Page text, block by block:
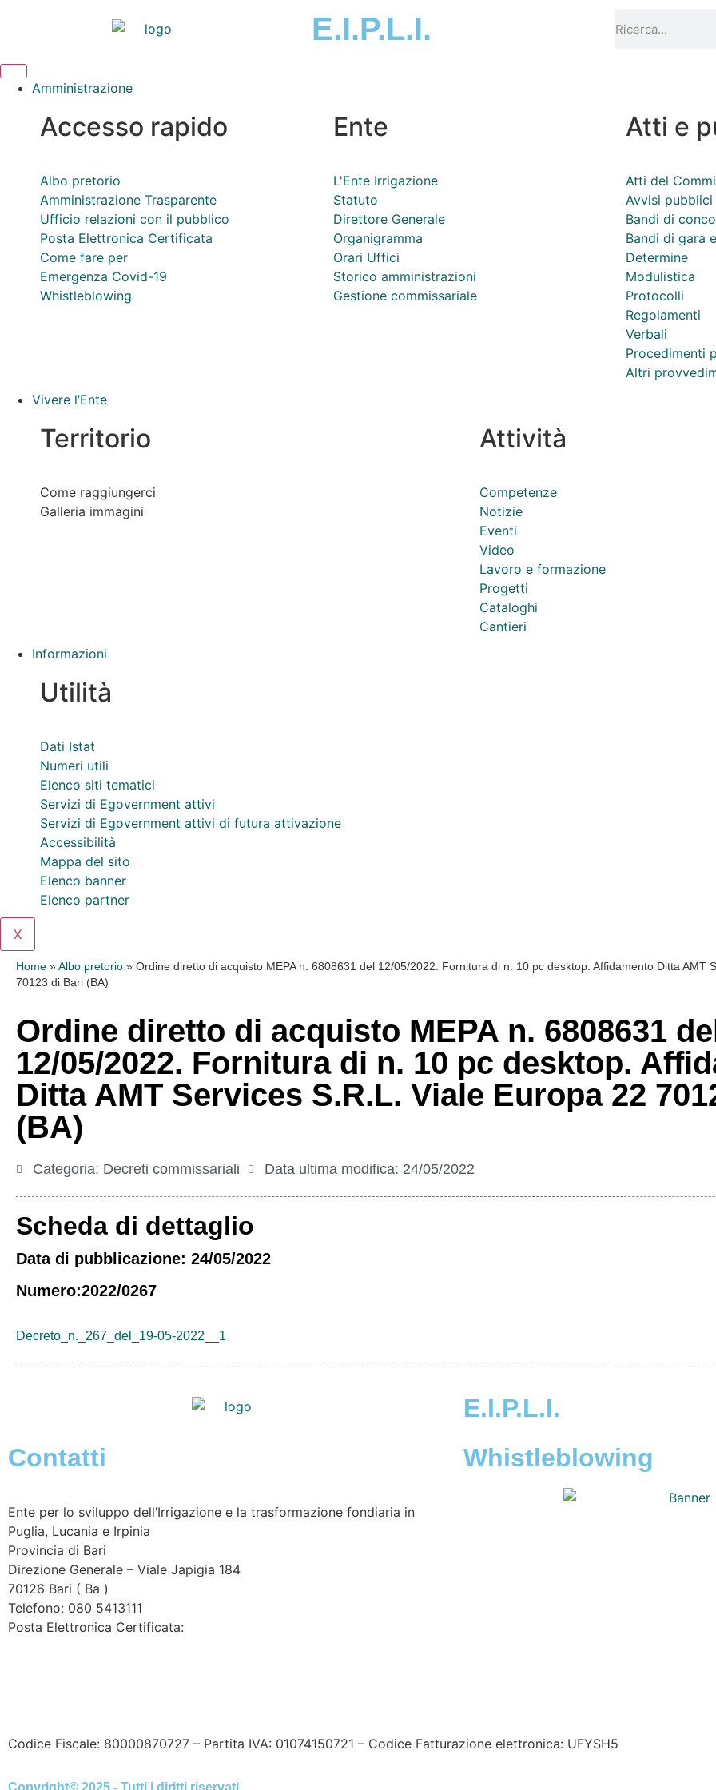
E.I.P.L.I.
Amministrazione
Accesso rapido
Albo pretorio
Amministrazione Trasparente
Ufficio relazioni con il pubblico
Posta Elettronica Certificata
Come fare per
Emergenza Covid-19
Whistleblowing
Ente
L'Ente Irrigazione
Statuto
Direttore Generale
Organigramma
Orari Uffici
Storico amministrazioni
Gestione commissariale
Atti e
Atti del
Avvisi pubblici
Bandi di
Bandi di gara
Determine
Modulistica
Protocolli
Regolamenti
Verbali
Procedimenti
Altri
Vivere l’Ente
Territorio
Come raggiungerci
Galleria immagini
Attività
Competenze
Notizie
Eventi
Video
Lavoro e formazione
Progetti
Cataloghi
Cantieri
Informazioni
Utilità
Dati Istat
Numeri utili
Elenco siti tematici
Servizi di Egovernment attivi
Servizi di Egovernment attivi di futura attivazione
Accessibilità
Mappa del sito
Elenco banner
Elenco partner
X
Home » Albo pretorio » Ordine diretto di acquisto MEPA n. 6808631 del 12/05/2022. Fornitura di n. 10 pc desktop. Affidamento Ditta AMT
70123 di Bari (BA)
Ordine diretto di acquisto MEPA n. 6808631
12/05/2022. Fornitura di n. 10 pc desktop.
Ditta AMT Services S.R.L. Viale Europa 22
(BA)
Categoria: Decreti commissariali Data ultima modifica: 24/05/2022
Scheda di dettaglio
Data di pubblicazione: 24/05/2022
Numero:2022/0267
Decreto_n._267_del_19-05-2022__1
E.I.P.L.I.
Contatti
Ente per lo sviluppo dell’Irrigazione e la trasformazione fondiaria in
Puglia, Lucania e Irpinia
Provincia di Bari
Direzione Generale – Viale Japigia 184
70126 Bari ( Ba )
Telefono: 080 5413111
Posta Elettronica Certificata:
Whistleblowing
Codice Fiscale: 80000870727 – Partita IVA: 01074150721 – Codice Fatturazione elettronica: UFYSH5
Copyright© 2025 - Tutti i diritti riservati